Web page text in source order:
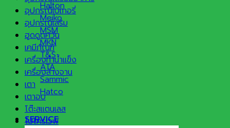
Halton
Meiko
MSM
MKN
T&S
ATA
Sammic
Hatco
SERVICE
อุปกรณ์เบเกอรี่
อุปกรณ์เสริม
ฮูดดูดควัน
เคมีภัณฑ์
เครื่องทำน้ำแข็ง
เครื่องล้างจาน
เตา
เตาอบ
โต๊ะสแตนเลส
ไมโครเวฟ